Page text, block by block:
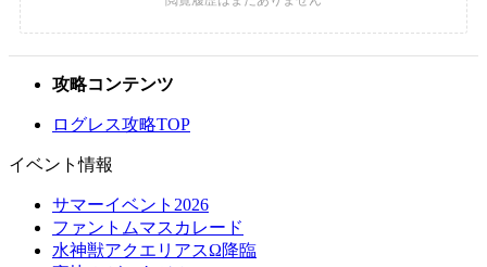
攻略コンテンツ
ログレス攻略TOP
イベント情報
サマーイベント2026
ファントムマスカレード
水神獣アクエリアスΩ降臨